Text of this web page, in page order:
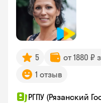
5 от 1880 ₽
1 отзыв
РГПУ (Рязанский